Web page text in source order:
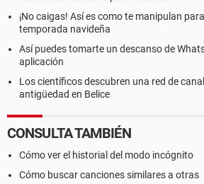
¡No caigas! Así es como te manipulan
temporada navideña
Así puedes tomarte un descanso de
aplicación
Los científicos descubren una red de
antigüedad en Belice
CONSULTA TAMBIÉN
Cómo ver el historial del modo incógnito
Cómo buscar canciones similares a otras